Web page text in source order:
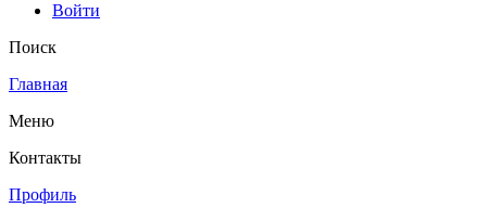
Войти
Поиск
Главная
Меню
Контакты
Профиль